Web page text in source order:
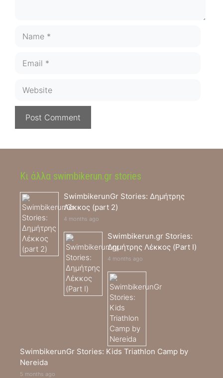
Κι άλλα swimbikerun.gr stories
SwimbikerunGr Stories: Δημήτρης
Λέκκος (part 2)
4 months ago
Swimbikerun.gr Stories:
Δημήτρης Λέκκος (Part I)
4 months ago
SwimbikerunGr Stories: Kids Triathlon Camp by
Nereida
5 months ago